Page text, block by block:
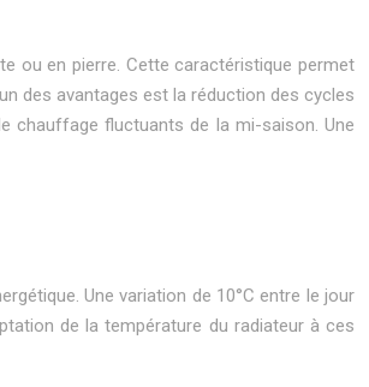
ou en pierre. Cette caractéristique permet
des avantages est la réduction des cycles
chauffage fluctuants de la mi-saison. Une
Une variation de 10°C entre le jour
de la température du radiateur à ces